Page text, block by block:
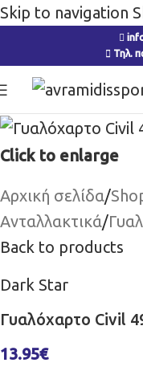
Skip to navigation
Τηλ.
Click to enlarge
Αρχική σελίδα/
Ανταλλακτικά/
Back to products
Dark Star
Γυαλόχαρτο Civil
13.95€